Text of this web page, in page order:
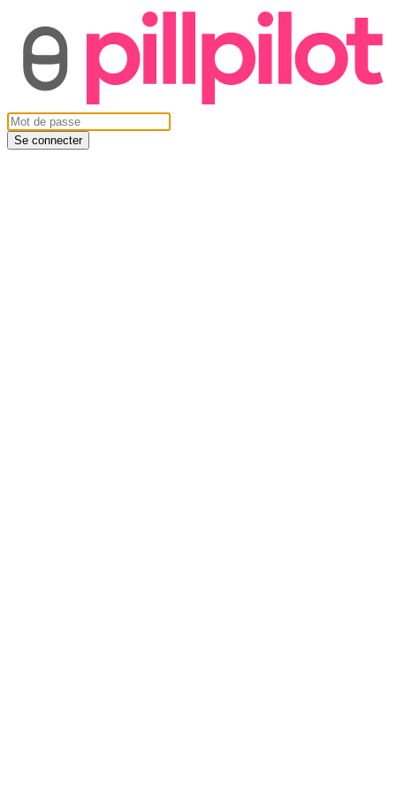
Se connecter